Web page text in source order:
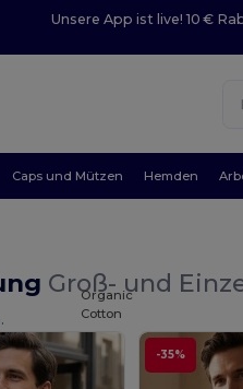
Unsere App ist live! 10 €
Caps und Mützen Hemden
Groß- und
-35%
Organic
Cotton